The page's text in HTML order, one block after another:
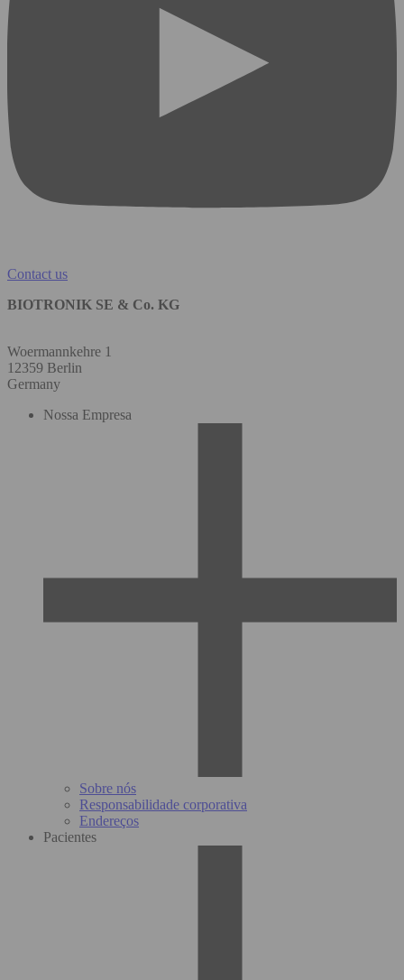
Contact us
BIOTRONIK SE & Co. KG
Woermannkehre 1
12359 Berlin
Germany
Nossa Empresa
Sobre nós
Responsabilidade corporativa
Endereços
Pacientes